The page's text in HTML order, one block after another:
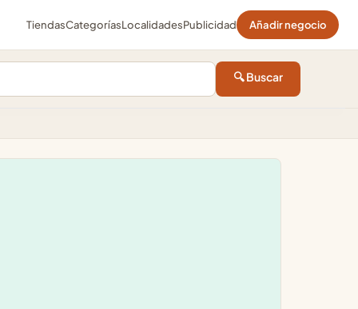
TiendasCategoríasLocalidadesPublicidad Añadir negocio
🔍 Buscar